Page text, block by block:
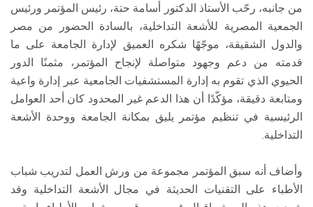
من جانبه، رحّب الأستاذ الدكتور أسامة حتة، رئيس المؤتمر ورئيس
الجمعية المصرية للأشعة التداخلية، بالسادة الحضور من مصر
والدول الشقيقة، موجّهًا شكره العميق لإدارة الجامعة على ما
قدمته من دعم وجهود متواصلة لإنجاح المؤتمر، مثمنًا الدور
الحيوي الذي تقوم به إدارة المستشفيات الجامعية عبر إدارة واعية
ومتابعة دقيقة، مؤكّدًا أن هذا الدعم غير المحدود كان أحد العوامل
الرئيسية في تنظيم مؤتمر يليق بمكانة الجامعة ووحدة الأشعة
التداخلية.
وأضاف أنه سبق المؤتمر مجموعة من ورش العمل لتدريب شباب
الأطباء على التقنيات الحديثة في مجال الأشعة التداخلية وقد